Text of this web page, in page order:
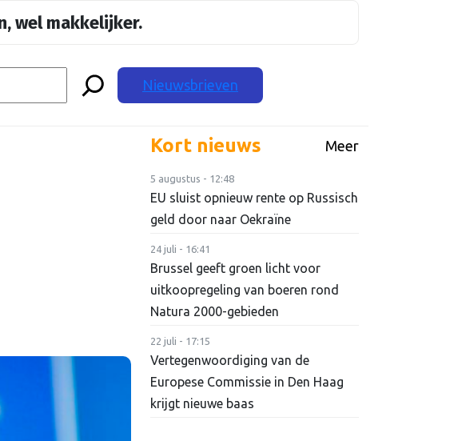
wel makkelijker.
Nieuwsbrieven
Kort nieuws Meer
5 augustus - 12:48
EU sluist opnieuw rente op Russisch
geld door naar Oekraïne
24 juli - 16:41
Brussel geeft groen licht voor
uitkoopregeling van boeren rond
Natura 2000-gebieden
22 juli - 17:15
Vertegenwoordiging van de
Europese Commissie in Den Haag
krijgt nieuwe baas